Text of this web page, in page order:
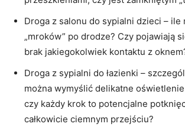
Droga z salonu do sypialni dzieci – ile
„mroków” po drodze? Czy pojawiają
brak jakiegokolwiek kontaktu z
Droga z sypialni do łazienki –
można wymyślić delikatne
czy każdy krok to potencjalne
całkowicie ciemnym przejściu?